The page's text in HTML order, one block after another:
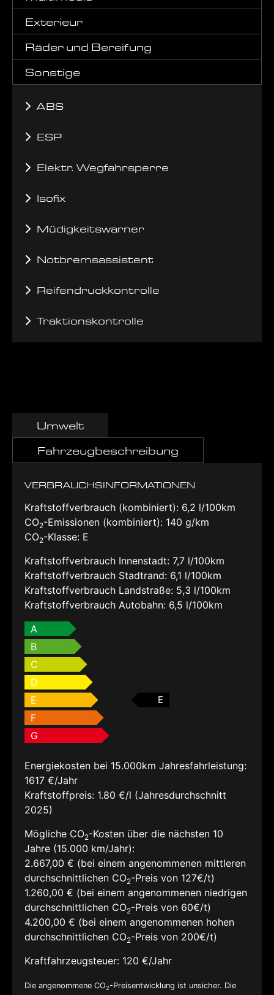
Exterieur
Räder und Bereifung
Sonstige
ABS
ESP
Elektr. Wegfahrsperre
Isofix
Müdigkeitswarner
Notbremsassistent
Reifendruckkontrolle
Traktionskontrolle
Umwelt
Fahrzeugbeschreibung
VERBRAUCHSINFORMATIONEN
Kraftstoffverbrauch (kombiniert): 6,2 l/100km
CO2-Emissionen (kombiniert): 140 g/km
CO2-Klasse: E
Kraftstoffverbrauch Innenstadt: 7,7 l/100km
Kraftstoffverbrauch Stadtrand: 6,1 l/100km
Kraftstoffverbrauch Landstraße: 5,3 l/100km
Kraftstoffverbrauch Autobahn: 6,5 l/100km
A
B
C
D
E
E
F
G
Energiekosten bei 15.000km Jahresfahrleistung:
1617 €/Jahr
Kraftstoffpreis: 1.80 €/l (Jahresdurchschnitt
2025)
Mögliche CO2-Kosten über die nächsten 10
Jahre (15.000 km/Jahr):
2.667,00 € (bei einem angenommenen mittleren
durchschnittlichen CO2-Preis von 127€/t)
1.260,00 € (bei einem angenommenen niedrigen
durchschnittlichen CO2-Preis von 60€/t)
4.200,00 € (bei einem angenommenen hohen
durchschnittlichen CO2-Preis von 200€/t)
Kraftfahrzeugsteuer: 120 €/Jahr
Die angenommene CO2-Preisentwicklung ist unsicher. Die